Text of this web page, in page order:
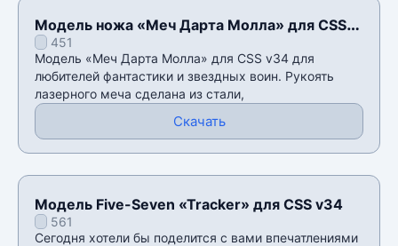
Модель ножа «Меч Дарта Молла» для CSS
v34451
Модель «Меч Дарта Молла» для CSS v34 для
любителей фантастики и звездных воин. Рукоять
лазерного меча сделана из стали,
Скачать
Модель Five-Seven «Tracker» для CSS v34
561
Сегодня хотели бы поделится с вами впечатлениями